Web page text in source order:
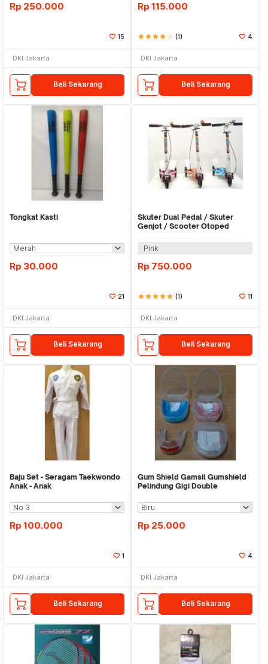
Rp 250.000
15
DKI Jakarta
Beli Sekarang
Rp 115.000
starstarstarstarstar_border (1) 4
DKI Jakarta
Beli Sekarang
Tongkat Kasti
Rp 30.000
21
DKI Jakarta
Beli Sekarang
Skuter Dual Pedal / Skuter
Genjot / Scooter Otoped
Pink
Rp 750.000
starstarstarstarstar (1) 11
DKI Jakarta
Beli Sekarang
Baju Set - Seragam Taekwondo
Anak - Anak
Rp 100.000
1
DKI Jakarta
Beli Sekarang
Gum Shield Gamsil Gumshield
Pelindung Gigi Double
Rp 25.000
4
DKI Jakarta
Beli Sekarang